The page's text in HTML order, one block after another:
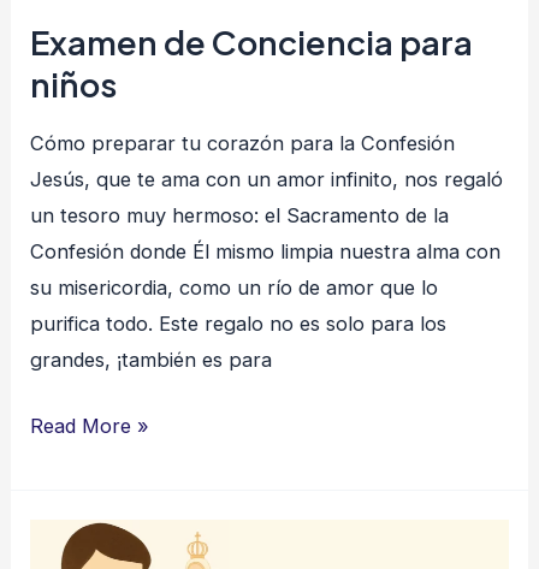
Examen de Conciencia para
niños
Cómo preparar tu corazón para la Confesión
Jesús, que te ama con un amor infinito, nos regaló
un tesoro muy hermoso: el Sacramento de la
Confesión donde Él mismo limpia nuestra alma con
su misericordia, como un río de amor que lo
purifica todo. Este regalo no es solo para los
grandes, ¡también es para
Read More »
Examen